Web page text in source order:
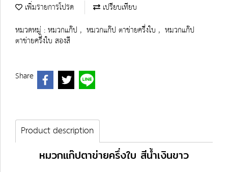
เพิ่มรายการโปรด
เปรียบเทียบ
หมวดหมู่ :หมวกแก๊ป , หมวกแก๊ป ตาข่ายครึ่งใบ , หมวกแก๊ป
ตาข่ายครึ่งใบ สองสี
Share
Product description
หมวกแก๊ปตาข่ายครึ่งใบ สีน้ำเงินขาว